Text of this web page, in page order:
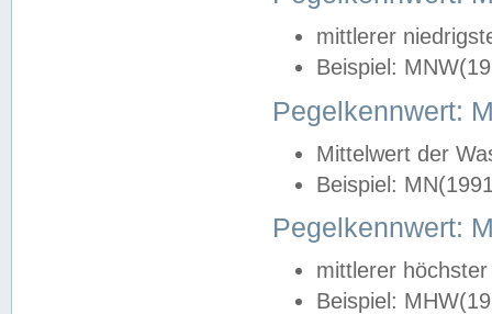
mittlerer
Beispiel:
Pegelkennwert:
Mittelwert der
Beispiel:
Pegelkennwert:
mittlerer
Beispiel: